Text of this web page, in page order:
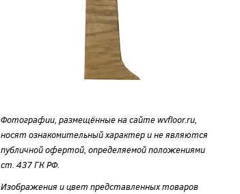
Фотографии, размещённые на сайте wvfloor.ru,
носят ознакомительный характер и не являются
публичной офертой, определяемой положениями
ст. 437 ГК РФ.
Изображения и цвет представленных товаров